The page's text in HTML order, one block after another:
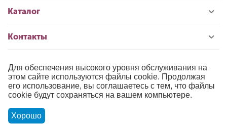
Каталог
Контакты
© 1996-2026 «РИОЛИС»
Публичная оферта
Политика обработки персональных данных
Для обеспечения высокого уровня обслуживания на
этом сайте используются файлы cookie. Продолжая
его использование, вы соглашаетесь с тем, что файлы
cookie будут сохраняться на вашем компьютере.
Хорошо